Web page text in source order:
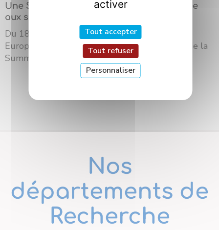
Une Summer School internationale dédiée
aux sciences des saveurs à Dijon
Du 18 au 21 mai 2026, l’Université Bourgogne
Europe a accueilli à Dijon la troisième édition de la
Summer School du ré...
Nos
départements de
Recherche
activer
Tout accepter
Tout refuser
Personnaliser